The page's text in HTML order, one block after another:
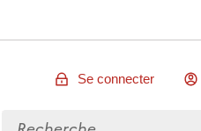
Se connecter
Rechercher des données